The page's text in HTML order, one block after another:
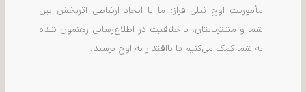
مأموریت اوج نیلی فراز: ما با ایجاد ارتباطی اثربخش بین
شما و مشتریانتان، با خلاقیت در اطلاع‌رسانی رهنمون شده
به شما کمک می‌کنیم تا بااقتدار به اوج برسید.